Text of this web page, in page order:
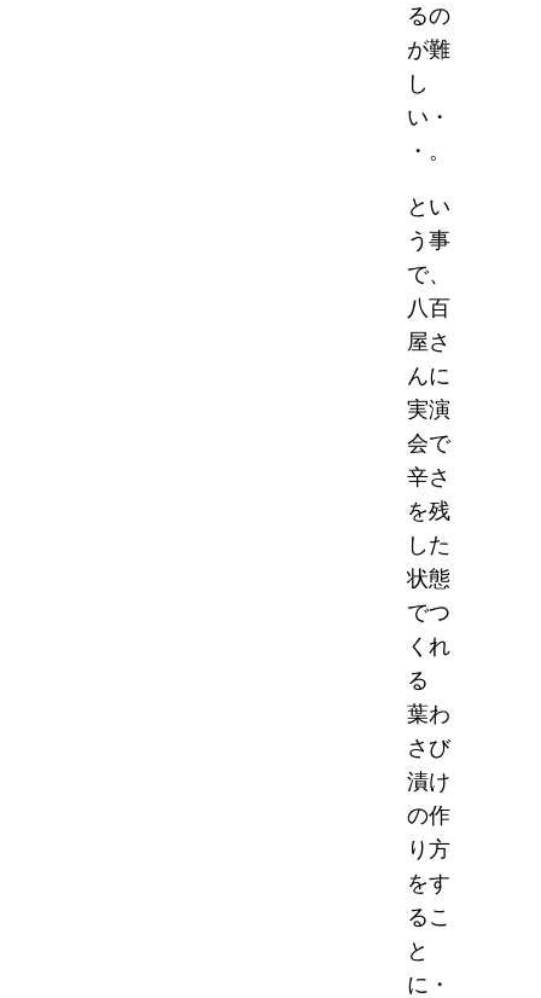
るの
が難
し
い・
・。
とい
う事
で、
八百
屋さ
んに
実演
会で
辛さ
を残
した
状態
でつ
くれ
る
葉わ
さび
漬け
の作
り方
をす
るこ
と
に・